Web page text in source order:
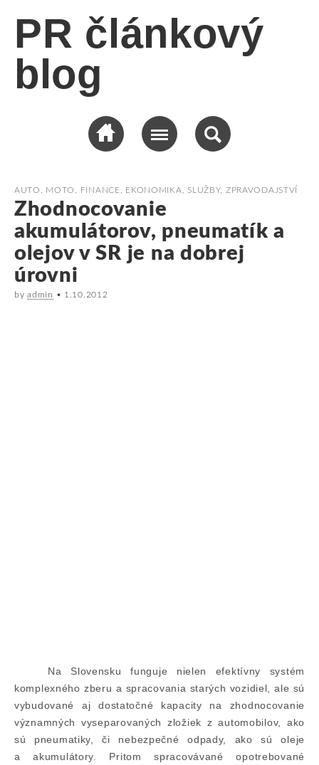
PR článkový
blog
AUTO, MOTO , FINANCE, EKONOMIKA, SLUŽBY, ZPRAVODAJSTVÍ
Zhodnocovanie
akumulátorov, pneumatík a
olejov v SR je na dobrej
úrovni
byadmin • 1.10.2012
Na Slovensku funguje nielen efektívny systém
komplexného zberu a spracovania starých vozidiel, ale sú
vybudované aj dostatočné kapacity na zhodnocovanie
významných vyseparovaných zložiek z automobilov, ako
sú pneumatiky, či nebezpečné odpady, ako sú oleje
a akumulátory. Pritom spracovávané opotrebované